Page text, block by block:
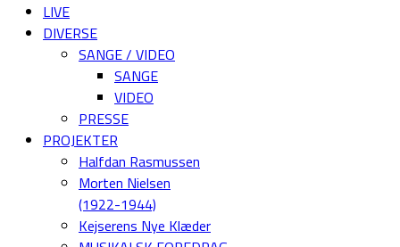
LIVE
DIVERSE
SANGE / VIDEO
SANGE
VIDEO
PRESSE
PROJEKTER
Halfdan Rasmussen
Morten Nielsen
(1922-1944)
Kejserens Nye Klæder